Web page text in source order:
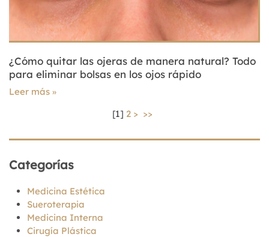
¿Cómo quitar las ojeras de manera natural? Todo
para eliminar bolsas en los ojos rápido
Leer más
[1] 2 > >>
Categorías
Medicina Estética
Sueroterapia
Medicina Interna
Cirugía Plástica